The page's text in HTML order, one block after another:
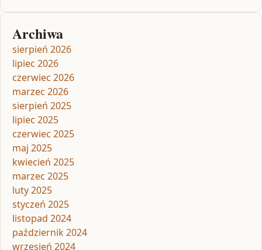
Archiwa
sierpień 2026
lipiec 2026
czerwiec 2026
marzec 2026
sierpień 2025
lipiec 2025
czerwiec 2025
maj 2025
kwiecień 2025
marzec 2025
luty 2025
styczeń 2025
listopad 2024
październik 2024
wrzesień 2024